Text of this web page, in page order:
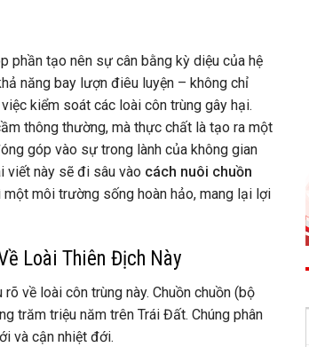
phần tạo nên sự cân bằng kỳ diệu của hệ
năng bay lượn điêu luyện – không chỉ
kiểm soát các loài côn trùng gây hại.
thông thường, mà thực chất là tạo ra một
góp vào sự trong lành của không gian
viết này sẽ đi sâu vào cách nuôi chuồn
môi trường sống hoàn hảo, mang lại lợi
Loài Thiên Địch Này
về loài côn trùng này. Chuồn chuồn (bộ
trăm triệu năm trên Trái Đất. Chúng phân
và cận nhiệt đới.